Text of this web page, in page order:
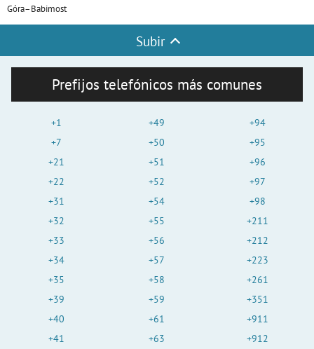
Góra–Babimost
Subir
Prefijos telefónicos más comunes
+1
+7
+21
+22
+31
+32
+33
+34
+35
+39
+40
+41
+49
+50
+51
+52
+54
+55
+56
+57
+58
+59
+61
+63
+94
+95
+96
+97
+98
+211
+212
+223
+261
+351
+911
+912